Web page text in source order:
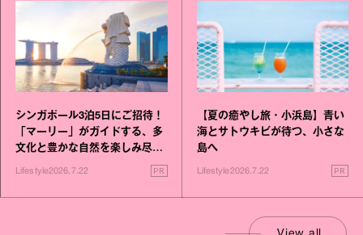
シンガポール3泊5日にご招待！
「マーリー」がガイドする、多
文化と豊かな自然を楽しみ尽く
Lifestyle2026.7.22 PR
【夏の癒やし旅・小浜島】青い
海とサトウキビが待つ、小さな
島へ
Lifestyle2026.7.22 PR